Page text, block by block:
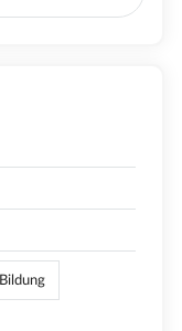
Bildung